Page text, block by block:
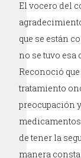
El vocero del
que se están
no se tuvo
Reconoció
tratamiento
preocupación
de tener la
manera